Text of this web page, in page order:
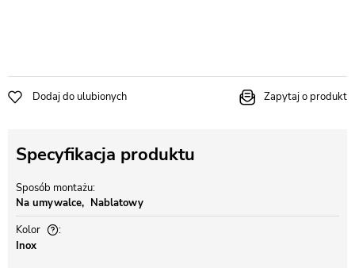
Dodaj do ulubionych Zapytaj o produkt
Specyfikacja produktu
Sposób montażu
Na umywalce
Nablatowy
Kolor
Inox